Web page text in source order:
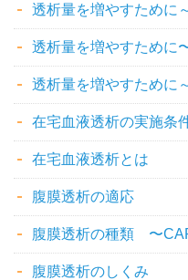
透析量を増やすために
透析量を増やすために
透析量を増やすために
在宅血液透析の実施条
在宅血液透析とは
腹膜透析の適応
腹膜透析の種類 〜
腹膜透析のしくみ